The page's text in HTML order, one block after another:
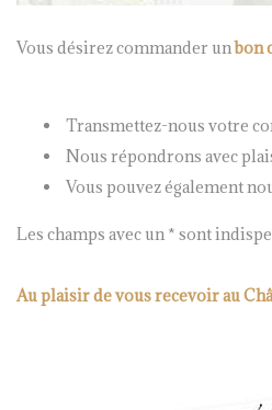
Vous désirez commander unbon
Transmettez-nous votre
Nous répondrons avec
Vous pouvez également
Les champs avec un * sont
Au plaisir de vous recevoir au